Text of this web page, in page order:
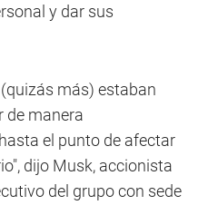
y dar sus
más) estaban
de manera
el punto de afectar
dijo Musk, accionista
del grupo con sede